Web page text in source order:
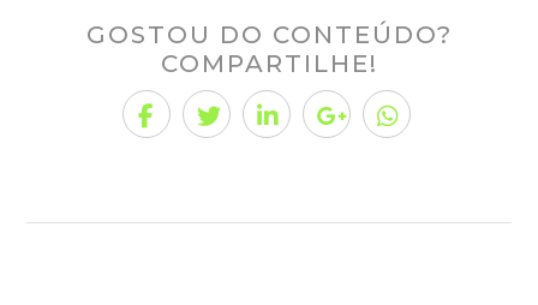
GOSTOU DO CONTEÚDO?
COMPARTILHE!